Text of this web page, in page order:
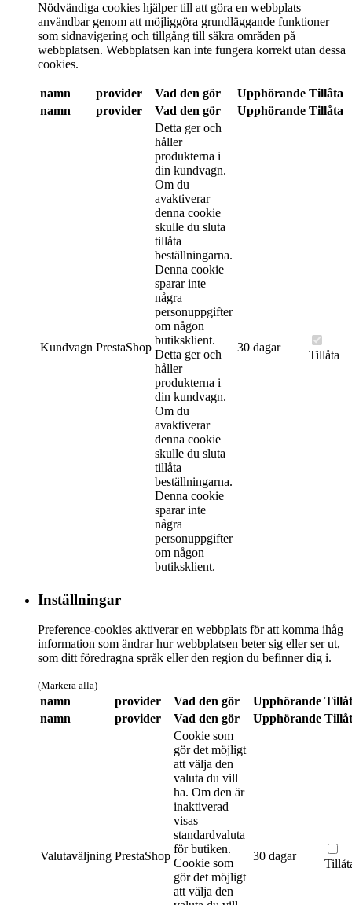
Nödvändiga cookies hjälper till att göra en webbplats
användbar genom att möjliggöra grundläggande funktioner
som sidnavigering och tillgång till säkra områden på
webbplatsen. Webbplatsen kan inte fungera korrekt utan dessa
cookies.
namn provider Vad den gör Upphörande Tillåta
namn
provider Vad den gör Upphörande Tillåta
Kundvagn PrestaShop
Detta ger och
håller
produkterna i
din kundvagn.
Om du
avaktiverar
denna cookie
skulle du sluta
tillåta
beställningarna.
Denna cookie
sparar inte
några
personuppgifter
om någon
butiksklient.
Detta ger och
håller
produkterna i
din kundvagn.
Om du
avaktiverar
denna cookie
skulle du sluta
tillåta
beställningarna.
Denna cookie
sparar inte
några
personuppgifter
om någon
butiksklient.
30 dagar
Tillåta
Inställningar
Preference-cookies aktiverar en webbplats för att komma ihåg
information som ändrar hur webbplatsen beter sig eller ser ut,
som ditt föredragna språk eller den region du befinner dig i.
(Markera alla)
namn provider Vad den gör Upphörande
namn
provider Vad den gör Upphörande
Valutaväljning PrestaShop
Cookie som
gör det möjligt
att välja den
valuta du vill
ha. Om den är
inaktiverad
visas
standardvaluta
för butiken.
Cookie som
gör det möjligt
att välja den
30 dagar